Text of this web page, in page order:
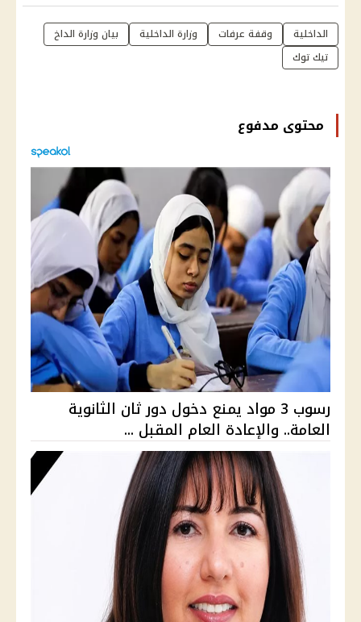
الداخلية وقفة عرفات وزارة الداخلية
بيان وزارة الداخ
تيك توك
محتوى مدفوع
رسوب 3 مواد يمنع دخول دور ثان الثانوية
العامة.. والإعادة العام المقبل ...